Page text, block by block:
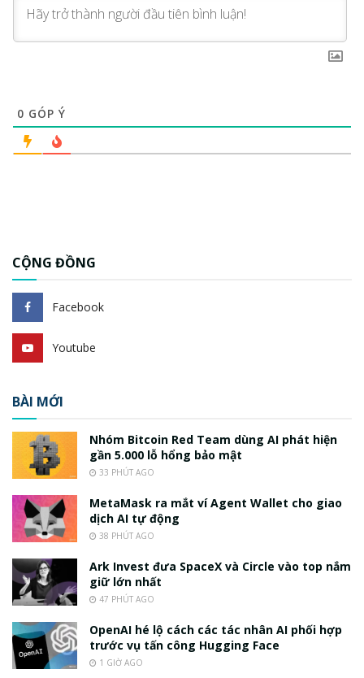
0 GÓP Ý
CỘNG ĐỒNG
Facebook
Youtube
BÀI MỚI
Nhóm Bitcoin Red Team dùng AI phát hiện
gần 5.000 lỗ hổng bảo mật
33 PHÚT AGO
MetaMask ra mắt ví Agent Wallet cho giao
dịch AI tự động
38 PHÚT AGO
Ark Invest đưa SpaceX và Circle vào top nắm
giữ lớn nhất
47 PHÚT AGO
OpenAI hé lộ cách các tác nhân AI phối hợp
trước vụ tấn công Hugging Face
1 GIỜ AGO